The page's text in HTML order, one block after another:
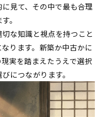
見て、その中で最も合理
。
な知識と視点を持つこと
ります。新築か中古かに
実を踏まえたうえで選択
につながります。